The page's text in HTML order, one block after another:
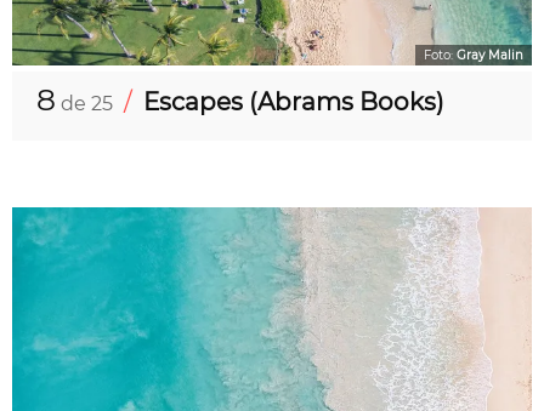
Foto: Gray Malin
8 de 25 / Escapes (Abrams Books)